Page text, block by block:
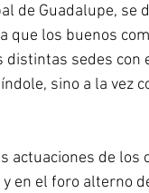
de Guadalupe,
que los buenos
distintas sedes
sino a la vez
actuaciones de
y en el foro alterno